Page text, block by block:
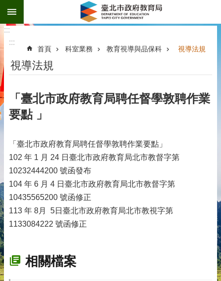
跳到主要內容區塊
:::
:::
首頁 科室業務 教育視導與品保科 視導法規
視導法規
「臺北市政府教育局聘任督學敦聘作業
要點 」
「臺北市政府教育局聘任督學敦聘作業要點」
102 年 1 月 24 日臺北市政府教育局北市教督字第
10232444200 號函發布
104 年 6 月 4 日臺北市政府教育局北市教督字第
10435565200 號函修正
113 年 8月 5日臺北市政府教育局北市教視字第
1133084222 號函修正
相關檔案